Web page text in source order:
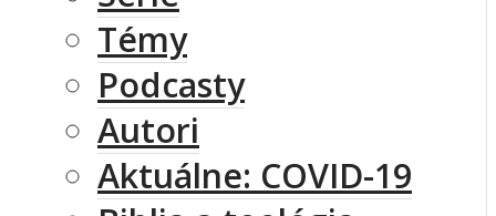
Témy
Podcasty
Autori
Aktuálne: COVID-19